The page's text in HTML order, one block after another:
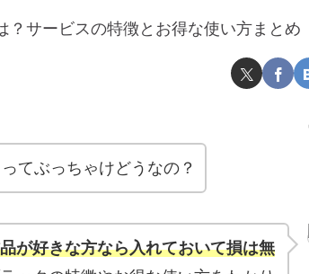
てぶっちゃけどうなの？
が好きな方なら入れておいて損は無